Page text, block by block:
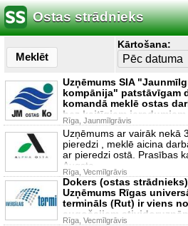
Ostas strādnieks
Meklēt
Kārtošana:
Uzņēmums SIA
kompānija" patstāvīgam
komandā meklē ostas
bez kaitīgiem ieradumiem
Rīga, Jaunmīlgrāvis
Uzņēmums ar vairāk nekā
pieredzi , meklē aicina
ar pieredzi ostā. Prasības
Augsta
Rīga, Vecmīlgrāvis
Dokers (ostas strādnieks)
Uzņēmums Rīgas
termināls (Rut) ir viens
augošajiem
Rīga, Vecmīlgrāvis